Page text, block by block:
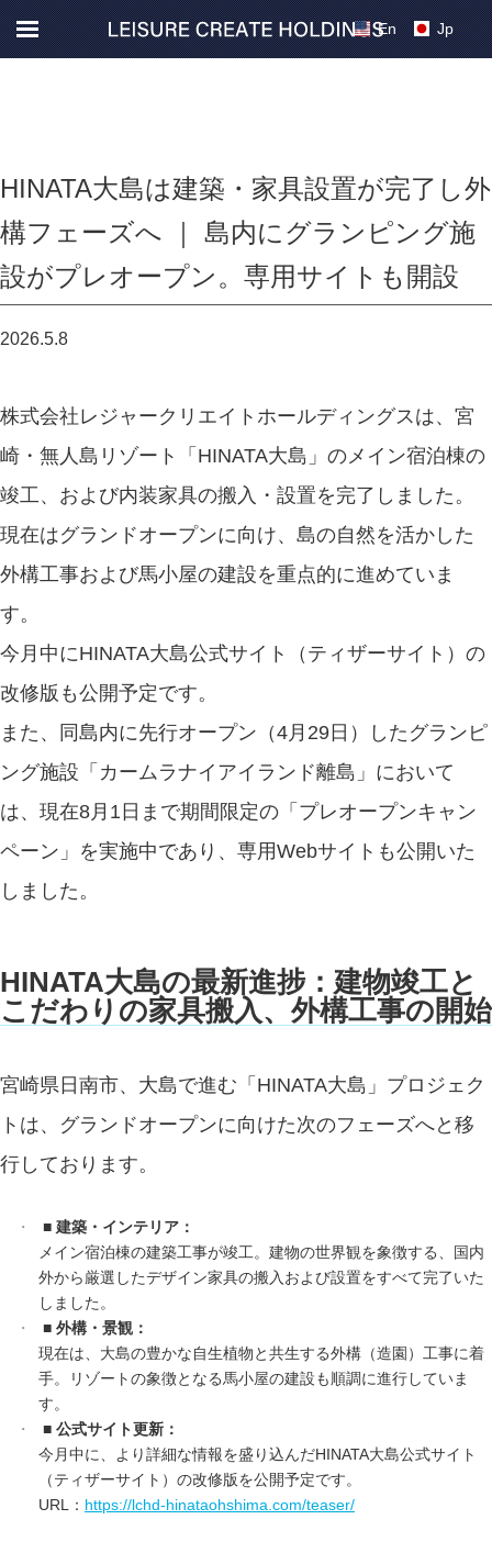
En Jp
HINATA大島は建築・家具設置が完了し外
構フェーズへ ｜ 島内にグランピング施
設がプレオープン。専用サイトも開設
2026.5.8
株式会社レジャークリエイトホールディングスは、宮
崎・無人島リゾート「HINATA大島」のメイン宿泊棟の
竣工、および内装家具の搬入・設置を完了しました。
現在はグランドオープンに向け、島の自然を活かした
外構工事および馬小屋の建設を重点的に進めていま
す。
今月中にHINATA大島公式サイト（ティザーサイト）の
改修版も公開予定です。
また、同島内に先行オープン（4月29日）したグランピ
ング施設「カームラナイアイランド離島」において
は、現在8月1日まで期間限定の「プレオープンキャン
ペーン」を実施中であり、専用Webサイトも公開いた
しました。
HINATA大島の最新進捗：建物竣工と
こだわりの家具搬入、外構工事の開始
宮崎県日南市、大島で進む「HINATA大島」プロジェク
トは、グランドオープンに向けた次のフェーズへと移
行しております。
■ 建築・インテリア：
メイン宿泊棟の建築工事が竣工。建物の世界観を象徴する、国内
外から厳選したデザイン家具の搬入および設置をすべて完了いた
しました。
■ 外構・景観：
現在は、大島の豊かな自生植物と共生する外構（造園）工事に着
手。リゾートの象徴となる馬小屋の建設も順調に進行していま
す。
■ 公式サイト更新：
今月中に、より詳細な情報を盛り込んだHINATA大島公式サイト
（ティザーサイト）の改修版を公開予定です。
URL： https://lchd-hinataohshima.com/teaser/